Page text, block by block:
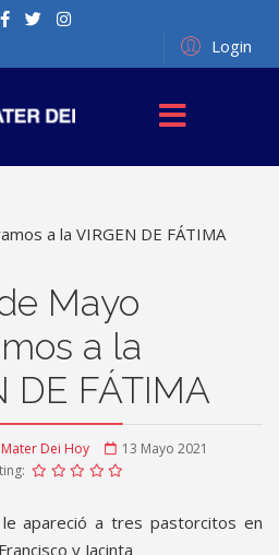
Login
Mayo
a la
DE FÁTIMA
Mater Dei Hoy
13 Mayo 2021
apareció a tres pastorcitos en
y Jacinta